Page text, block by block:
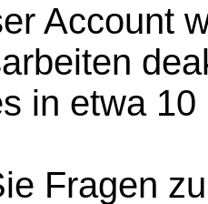
Account
in etwa
Fragen